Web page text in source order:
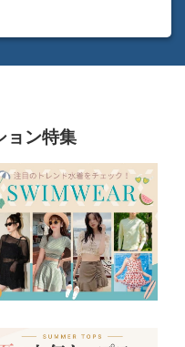
ョン特集